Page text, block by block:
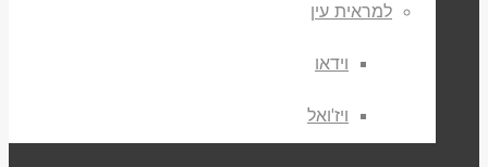
למראית עין
וידאו
ויז'ואל